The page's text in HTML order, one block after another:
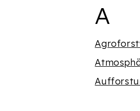
dem A